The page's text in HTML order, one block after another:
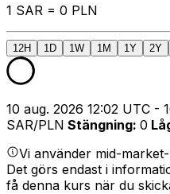
1 SAR = 0 PLN
12H 1D 1W 1M 1Y 2Y
10 aug. 2026 12:02 UTC -
SAR/PLN Stängning: 0
Vi använder mid-
Det görs endast i
få denna kurs när du